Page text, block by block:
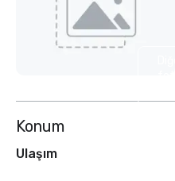
Konum
Ulaşım